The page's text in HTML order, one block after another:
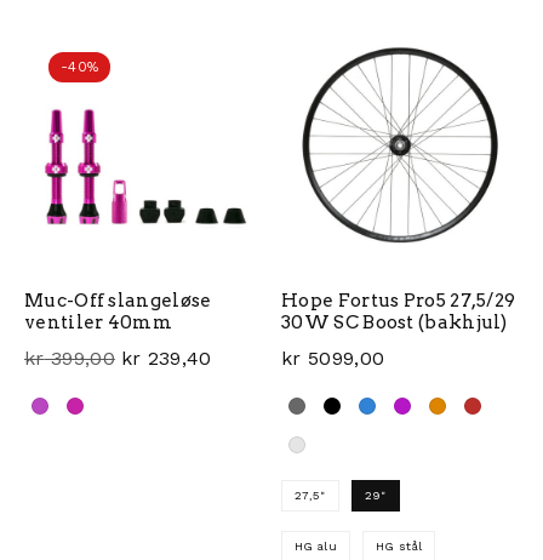
-40%
Muc-Off slangeløse
ventiler 40mm
kr399,00
Opprinnelig pris var: kr 399,00.
kr 239,40
Nåværende pris er: kr 239,40.
Hope Fortus Pro5 27,5/29
30W SC Boost (bakhjul)
kr 5099,00
27,5" 29"
HG alu HG stål